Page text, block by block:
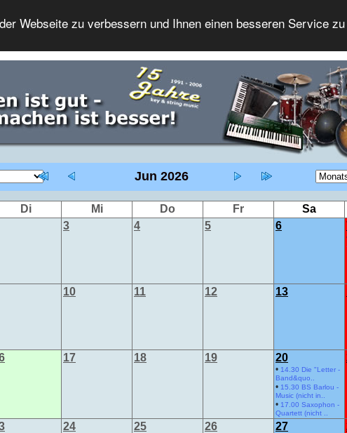
Webseite zu verbessern und Ihnen einen besseren Service
Jun 2026
Di Mi Do Fr Sa
3 4 5 6
10 11 12 13
17 18 19 20
• 14.30 Die "Letter -
Band&quo..
• 15.30 BS Barlou -
Music (nicht in..
• 17.00 Saxophon -
Quartett (nicht ..
24 25 26 27